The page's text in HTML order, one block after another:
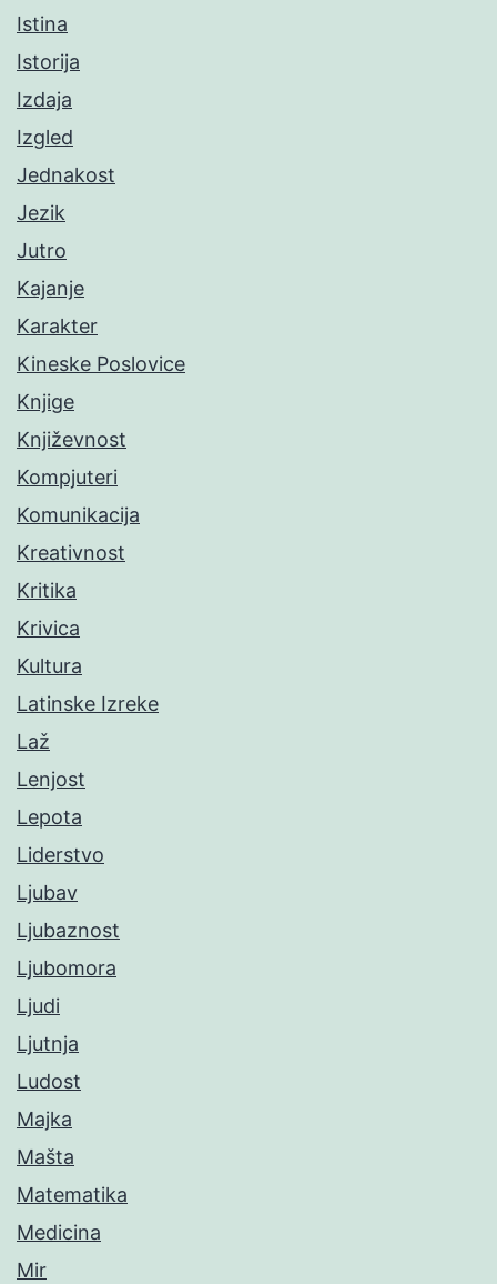
Istina
Istorija
Izdaja
Izgled
Jednakost
Jezik
Jutro
Kajanje
Karakter
Kineske Poslovice
Knjige
Književnost
Kompjuteri
Komunikacija
Kreativnost
Kritika
Krivica
Kultura
Latinske Izreke
Laž
Lenjost
Lepota
Liderstvo
Ljubav
Ljubaznost
Ljubomora
Ljudi
Ljutnja
Ludost
Majka
Mašta
Matematika
Medicina
Mir